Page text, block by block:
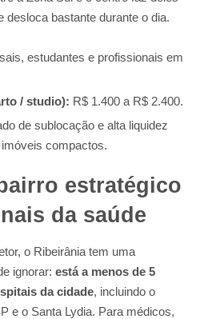
desloca bastante durante o dia.
estudantes e profissionais em
/ studio): R$ 1.400 a R$ 2.400.
de sublocação e alta liquidez
compactos.
estratégico
da saúde
o Ribeirânia tem uma
ignorar: está a menos de 5
da cidade, incluindo o
e o Santa Lydia. Para médicos,